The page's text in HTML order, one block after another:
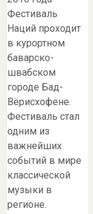
Фестиваль
Наций проходит
в курортном
баварско-
швабском
городе Бад-
Вёрисхофене.
Фестиваль стал
одним из
важнейших
событий в мире
классической
музыки в
регионе.